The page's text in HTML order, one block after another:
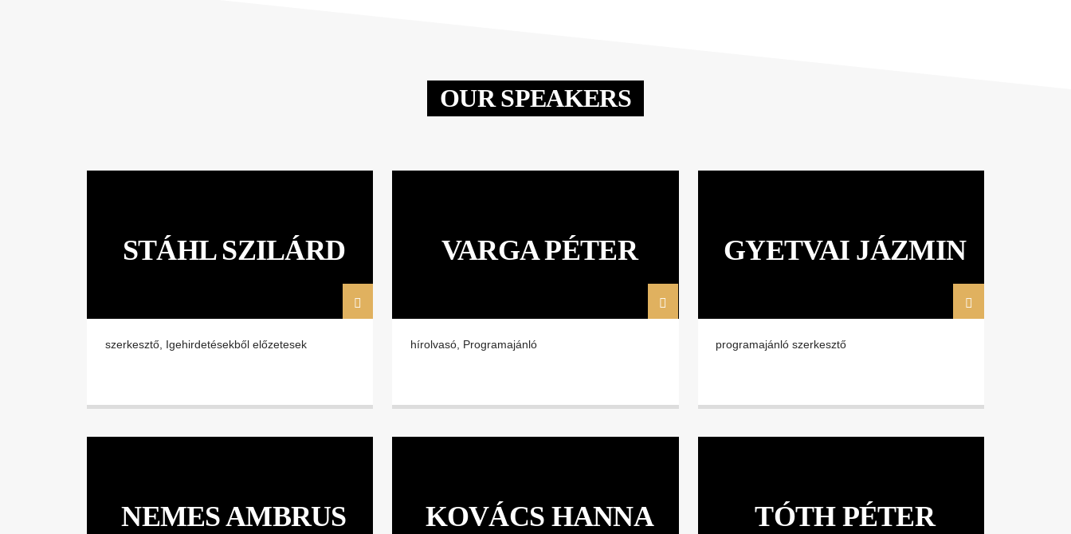
OUR SPEAKERS
STÁHL SZILÁRD
szerkesztő, Igehirdetésekből előzetesek
VARGA PÉTER
hírolvasó, Programajánló
GYETVAI JÁZMIN
programajánló szerkesztő
NEMES AMBRUS KOVÁCS HANNA TÓTH PÉTER